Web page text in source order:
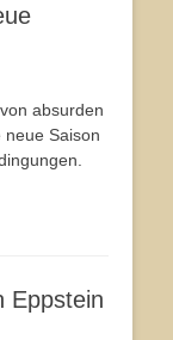
absurden
Saison
Eppstein